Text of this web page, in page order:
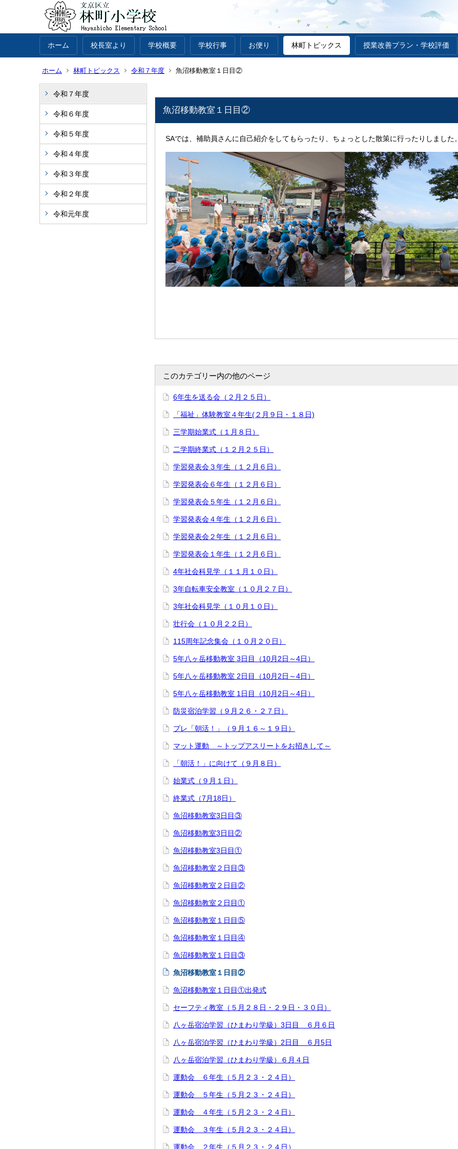
ホーム 校長室より 学校概要 学校行事 お便り 林町トピックス 授業改善プラン・学校評価
ホーム 林町トピックス 令和７年度 魚沼移動教室１日目②
令和７年度
令和６年度
令和５年度
令和４年度
令和３年度
令和２年度
令和元年度
魚沼移動教室１日目②
SAでは、補助員さんに自己紹介をしてもらったり、ちょっとした散策に行ったりしました。
このカテゴリー内の他のページ
6年生を送る会（２月２５日）
「福祉」体験教室４年生(２月９日・１８日)
三学期始業式（１月８日）
二学期終業式（１２月２５日）
学習発表会３年生（１２月６日）
学習発表会６年生（１２月６日）
学習発表会５年生（１２月６日）
学習発表会４年生（１２月６日）
学習発表会２年生（１２月６日）
学習発表会１年生（１２月６日）
4年社会科見学（１１月１０日）
3年自転車安全教室（１０月２７日）
3年社会科見学（１０月１０日）
壮行会（１０月２２日）
115周年記念集会（１０月２０日）
5年八ヶ岳移動教室 3日目（10月2日～4日）
5年八ヶ岳移動教室 2日目（10月2日～4日）
5年八ヶ岳移動教室 1日目（10月2日～4日）
防災宿泊学習（９月２６・２７日）
プレ「朝活！」（９月１６～１９日）
マット運動 ～トップアスリートをお招きして～
「朝活！」に向けて（９月８日）
始業式（９月１日）
終業式（7月18日）
魚沼移動教室3日目③
魚沼移動教室3日目②
魚沼移動教室3日目①
魚沼移動教室２日目③
魚沼移動教室２日目②
魚沼移動教室２日目①
魚沼移動教室１日目⑤
魚沼移動教室１日目④
魚沼移動教室１日目③
魚沼移動教室１日目②
魚沼移動教室１日目①出発式
セーフティ教室（５月２８日・２９日・３０日）
八ヶ岳宿泊学習（ひまわり学級）3日目 ６月６日
八ヶ岳宿泊学習（ひまわり学級）2日目 ６月5日
八ヶ岳宿泊学習（ひまわり学級）６月４日
運動会 ６年生（５月２３・２４日）
運動会 ５年生（５月２３・２４日）
運動会 ４年生（５月２３・２４日）
運動会 ３年生（５月２３・２４日）
運動会 ２年生（５月２３・２４日）